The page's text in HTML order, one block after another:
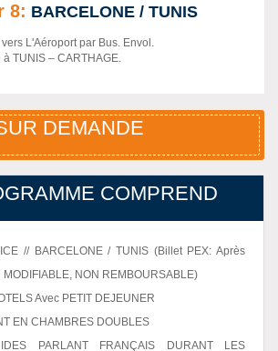
8: BARCELONE / TUNIS
vers L'Aéroport par Bus. Envol.
à TUNIS – CARTHAGE.
DEMANDE
COMPREND
// BARCELONE / TUNIS (Billet PEX: Après
MODIFIABLE, NON REMBOURSABLE)
Avec PETIT DEJEUNER
EN CHAMBRES DOUBLES
PARLANT FRANÇAIS DURANT LES